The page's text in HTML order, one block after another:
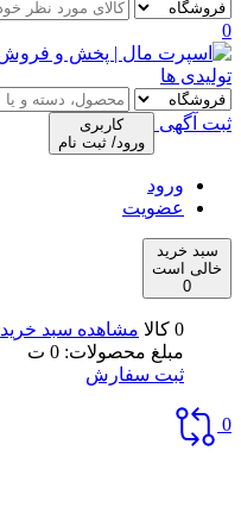
0
ثبت آگهی
کاربری
ورود/ ثبت نام
ورود
عضویت
سبد خرید
خالی است
0
0 کالا
مشاهده سبد خرید
مبلغ محصولات: 0 ت
ثبت سفارش
0